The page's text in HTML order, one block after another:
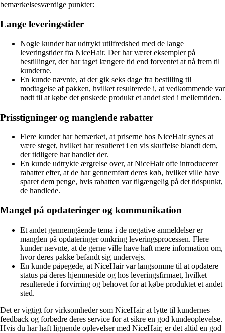
bemærkelsesværdige punkter:
Lange leveringstider
Nogle kunder har udtrykt utilfredshed med de lange
leveringstider fra NiceHair. Der har været eksempler på
bestillinger, der har taget længere tid end forventet at nå frem til
kunderne.
En kunde nævnte, at der gik seks dage fra bestilling til
modtagelse af pakken, hvilket resulterede i, at vedkommende var
nødt til at købe det ønskede produkt et andet sted i mellemtiden.
Prisstigninger og manglende rabatter
Flere kunder har bemærket, at priserne hos NiceHair synes at
være steget, hvilket har resulteret i en vis skuffelse blandt dem,
der tidligere har handlet der.
En kunde udtrykte ærgrelse over, at NiceHair ofte introducerer
rabatter efter, at de har gennemført deres køb, hvilket ville have
sparet dem penge, hvis rabatten var tilgængelig på det tidspunkt,
de handlede.
Mangel på opdateringer og kommunikation
Et andet gennemgående tema i de negative anmeldelser er
manglen på opdateringer omkring leveringsprocessen. Flere
kunder nævnte, at de gerne ville have haft mere information om,
hvor deres pakke befandt sig undervejs.
En kunde påpegede, at NiceHair var langsomme til at opdatere
status på deres hjemmeside og hos leveringsfirmaet, hvilket
resulterede i forvirring og behovet for at købe produktet et andet
sted.
Det er vigtigt for virksomheder som NiceHair at lytte til kundernes
feedback og forbedre deres service for at sikre en god kundeoplevelse.
Hvis du har haft lignende oplevelser med NiceHair, er det altid en god